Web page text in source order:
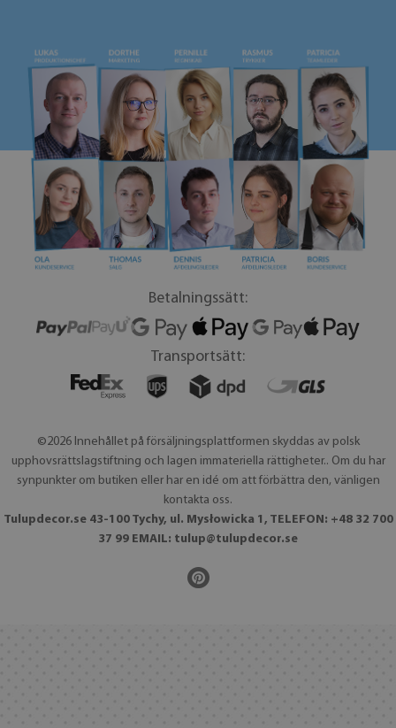
Betalningssätt:
Transportsätt:
©2026 Innehållet på försäljningsplattformen skyddas av polsk
upphovsrättslagstiftning och lagen immateriella rättigheter.. Om du har
synpunkter om butiken eller har en idé om att förbättra den, vänligen
kontakta oss.
Tulupdecor.se 43-100 Tychy, ul. Mysłowicka 1, TELEFON: +48 32 700
37 99 EMAIL: tulup@tulupdecor.se